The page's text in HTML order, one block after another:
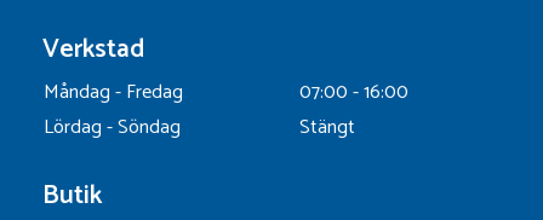
Verkstad
Måndag - Fredag
07:00 - 16:00
Lördag - Söndag
Stängt
Butik